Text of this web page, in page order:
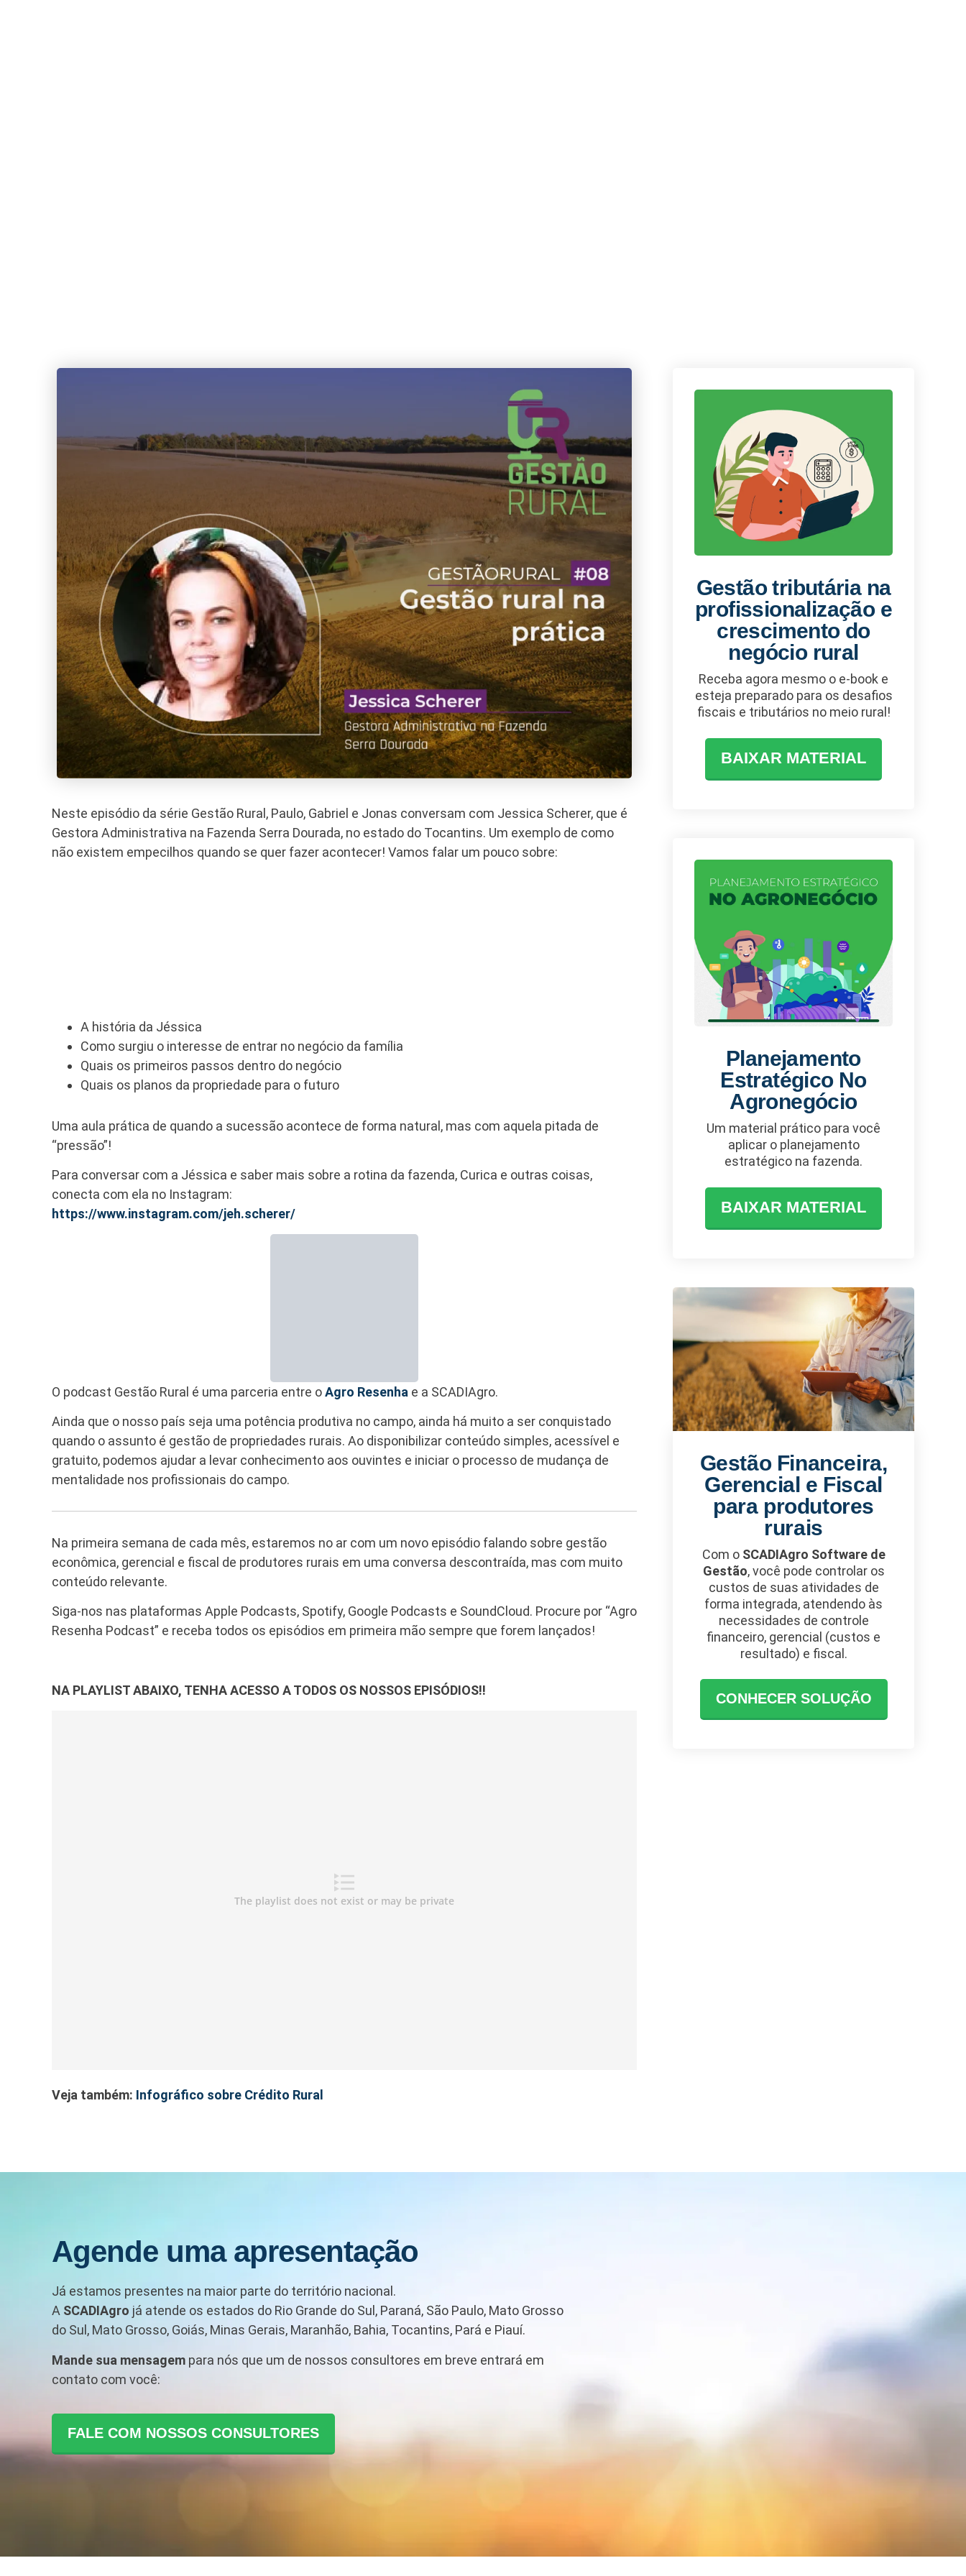
Neste episódio da série Gestão Rural, Paulo, Gabriel e Jonas conversam com Jessica Scherer, que é
Gestora Administrativa na Fazenda Serra Dourada, no estado do Tocantins. Um exemplo de como
não existem empecilhos quando se quer fazer acontecer! Vamos falar um pouco sobre:
A história da Jéssica
Como surgiu o interesse de entrar no negócio da família
Quais os primeiros passos dentro do negócio
Quais os planos da propriedade para o futuro
Uma aula prática de quando a sucessão acontece de forma natural, mas com aquela pitada de
“pressão”!
Para conversar com a Jéssica e saber mais sobre a rotina da fazenda, Curica e outras coisas,
conecta com ela no Instagram:
https://www.instagram.com/jeh.scherer/
O podcast Gestão Rural é uma parceria entre oAgro Resenha e a SCADIAgro.
Ainda que o nosso país seja uma potência produtiva no campo, ainda há muito a ser conquistado
quando o assunto é gestão de propriedades rurais. Ao disponibilizar conteúdo simples, acessível e
gratuito, podemos ajudar a levar conhecimento aos ouvintes e iniciar o processo de mudança de
mentalidade nos profissionais do campo.
Na primeira semana de cada mês, estaremos no ar com um novo episódio falando sobre gestão
econômica, gerencial e fiscal de produtores rurais em uma conversa descontraída, mas com muito
conteúdo relevante.
Siga-nos nas plataformas Apple Podcasts, Spotify, Google Podcasts e SoundCloud. Procure por “Agro
Resenha Podcast” e receba todos os episódios em primeira mão sempre que forem lançados!
NA PLAYLIST ABAIXO, TENHA ACESSO A TODOS OS NOSSOS EPISÓDIOS!!
Veja também: Infográfico sobre Crédito Rural
Gestão tributária na
profissionalização e
crescimento do
negócio rural
Receba agora mesmo o e-book e
esteja preparado para os desafios
fiscais e tributários no meio rural!
BAIXAR MATERIAL
Planejamento
Estratégico No
Agronegócio
Um material prático para você
aplicar o planejamento
estratégico na fazenda.
BAIXAR MATERIAL
Gestão Financeira,
Gerencial e Fiscal
para produtores
rurais
Com o SCADIAgro Software de
Gestão, você pode controlar os
custos de suas atividades de
forma integrada, atendendo às
necessidades de controle
financeiro, gerencial (custos e
resultado) e fiscal.
CONHECER SOLUÇÃO
Agende uma apresentação
Já estamos presentes na maior parte do território nacional.
A SCADIAgro já atende os estados do Rio Grande do Sul, Paraná, São Paulo, Mato Grosso
do Sul, Mato Grosso, Goiás, Minas Gerais, Maranhão, Bahia, Tocantins, Pará e Piauí.
Mande sua mensagem para nós que um de nossos consultores em breve entrará em
contato com você:
FALE COM NOSSOS CONSULTORES